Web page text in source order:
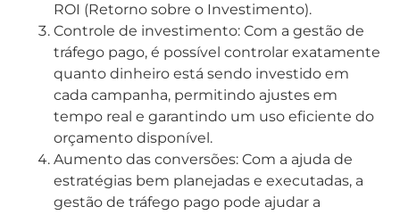
ROI (Retorno sobre o Investimento).
Controle de investimento: Com a gestão de
tráfego pago, é possível controlar exatamente
quanto dinheiro está sendo investido em
cada campanha, permitindo ajustes em
tempo real e garantindo um uso eficiente do
orçamento disponível.
Aumento das conversões: Com a ajuda de
estratégias bem planejadas e executadas, a
gestão de tráfego pago pode ajudar a